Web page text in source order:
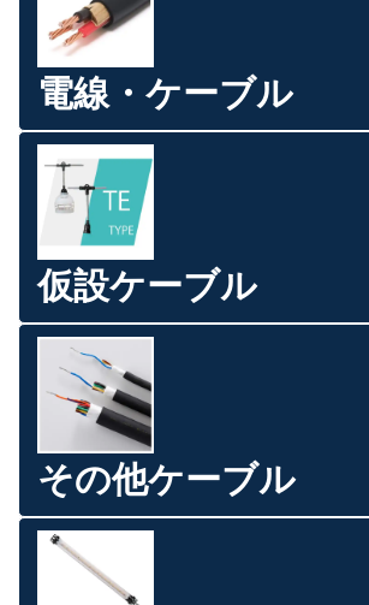
電線・ケーブル
仮設ケーブル
その他ケーブル